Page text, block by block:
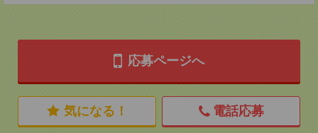
応募ページへ
気になる！ 電話応募